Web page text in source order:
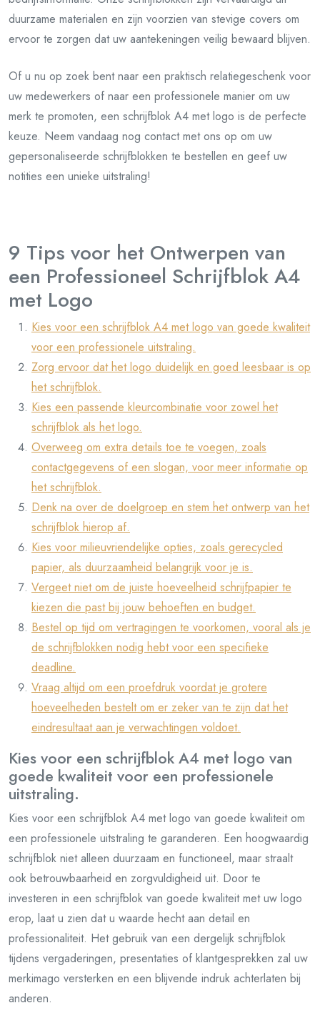
duurzame materialen en zijn voorzien van stevige covers om
ervoor te zorgen dat uw aantekeningen veilig bewaard blijven.
Of u nu op zoek bent naar een praktisch relatiegeschenk voor
uw medewerkers of naar een professionele manier om uw
merk te promoten, een schrijfblok A4 met logo is de perfecte
keuze. Neem vandaag nog contact met ons op om uw
gepersonaliseerde schrijfblokken te bestellen en geef uw
notities een unieke uitstraling!
9 Tips voor het Ontwerpen van
een Professioneel Schrijfblok A4
met Logo
Kies voor een schrijfblok A4 met logo van goede kwaliteit
voor een professionele uitstraling.
Zorg ervoor dat het logo duidelijk en goed leesbaar is op
het schrijfblok.
Kies een passende kleurcombinatie voor zowel het
schrijfblok als het logo.
Overweeg om extra details toe te voegen, zoals
contactgegevens of een slogan, voor meer informatie op
het schrijfblok.
Denk na over de doelgroep en stem het ontwerp van het
schrijfblok hierop af.
Kies voor milieuvriendelijke opties, zoals gerecycled
papier, als duurzaamheid belangrijk voor je is.
Vergeet niet om de juiste hoeveelheid schrijfpapier te
kiezen die past bij jouw behoeften en budget.
Bestel op tijd om vertragingen te voorkomen, vooral als je
de schrijfblokken nodig hebt voor een specifieke
deadline.
Vraag altijd om een proefdruk voordat je grotere
hoeveelheden bestelt om er zeker van te zijn dat het
eindresultaat aan je verwachtingen voldoet.
Kies voor een schrijfblok A4 met logo van
goede kwaliteit voor een professionele
uitstraling.
Kies voor een schrijfblok A4 met logo van goede kwaliteit om
een professionele uitstraling te garanderen. Een hoogwaardig
schrijfblok niet alleen duurzaam en functioneel, maar straalt
ook betrouwbaarheid en zorgvuldigheid uit. Door te
investeren in een schrijfblok van goede kwaliteit met uw logo
erop, laat u zien dat u waarde hecht aan detail en
professionaliteit. Het gebruik van een dergelijk schrijfblok
tijdens vergaderingen, presentaties of klantgesprekken zal uw
merkimago versterken en een blijvende indruk achterlaten bij
anderen.